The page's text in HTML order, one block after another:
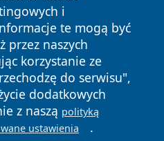
i
te mogą być
przez naszych
korzystanie ze
do serwisu",
dodatkowych
z naszą polityką
ustawienia .
Polityka
Cookies